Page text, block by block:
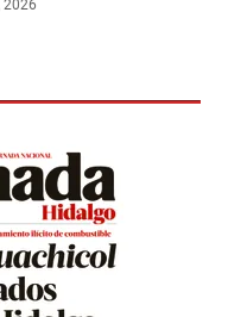
2026